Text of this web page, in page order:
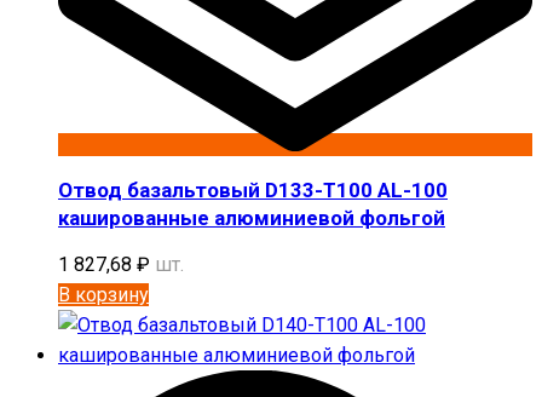
Отвод базальтовый D133-T100 AL-100
кашированные алюминиевой фольгой
1 827,68 ₽ шт.
В корзину